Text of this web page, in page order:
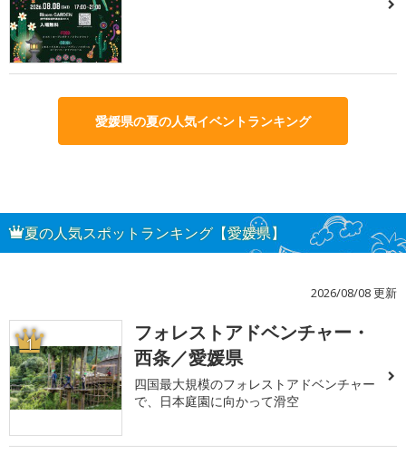
愛媛県の夏の人気イベントランキング
夏の人気スポットランキング【愛媛県】
2026/08/08 更新
1
フォレストアドベンチャー・
西条／愛媛県
四国最大規模のフォレストアドベンチャー
で、日本庭園に向かって滑空